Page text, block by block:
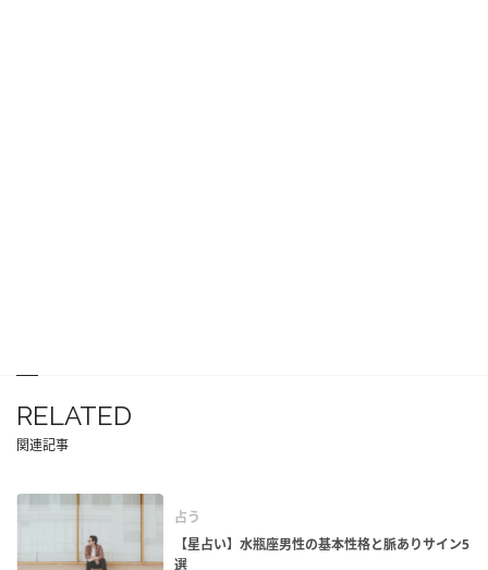
RELATED
関連記事
占う
【星占い】水瓶座男性の基本性格と脈ありサイン5
選